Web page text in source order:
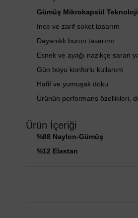
Gümüş Mikrokapsül
İnce ve zarif soket tasarım
Dayanıklı burun tasarımı
Esnek ve ayağı nazikçe saran
Gün boyu konforlu kullanım
Hafif ve yumuşak doku
Ürünün performans özellikleri,
Ürün İçeriği
%88 Naylon-Gümüş
%12 Elastan